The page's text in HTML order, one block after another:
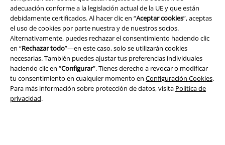
adecuación conforme a la legislación actual de la UE y que están
debidamente certificados. Al hacer clic en “Aceptar cookies”, aceptas
el uso de cookies por parte nuestra y de nuestros socios.
Alternativamente, puedes rechazar el consentimiento haciendo clic
en “Rechazar todo”—en este caso, solo se utilizarán cookies
necesarias. También puedes ajustar tus preferencias individuales
haciendo clic en “Configurar”. Tienes derecho a revocar o modificar
tu consentimiento en cualquier momento en Configuración Cookies.
Para más información sobre protección de datos, visita Política de
privacidad.
Términos y Condiciones
Aviso Legal
Ley protección de datos
Eliminación de residuos y protección del medioambiente